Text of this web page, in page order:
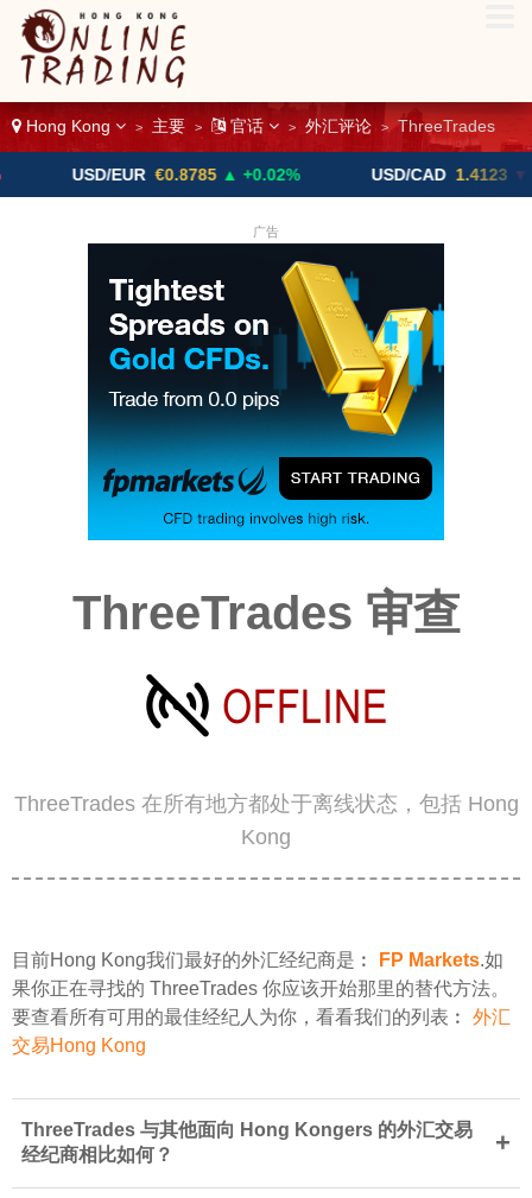
Hong Kong > 主要 > 官话 > 外汇评论 > ThreeTrades
EUR €0.8785 ▲ +0.02% USD/CAD 1.4123 ▼ -0.01%
广告
ThreeTrades 审查
ThreeTrades 在所有地方都处于离线状态，包括 Hong
Kong
目前Hong Kong我们最好的外汇经纪商是︰ FP Markets.如
果你正在寻找的 ThreeTrades 你应该开始那里的替代方法。
要查看所有可用的最佳经纪人为你，看看我们的列表︰ 外汇
交易Hong Kong
ThreeTrades 与其他面向 Hong Kongers 的外汇交易
经纪商相比如何？
+